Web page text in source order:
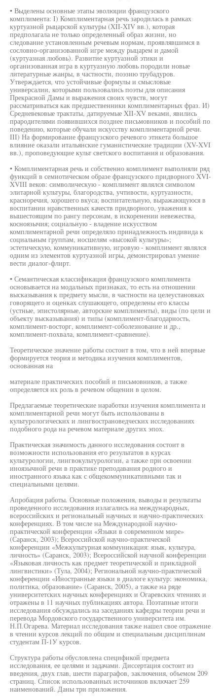
• Выделены основные этапы эволюции французского
комплимента: I) Комплиментарная речь зародилась в рамках
куртуазной рыцарской культуры (XII-XIV вв.), которая
предполагала не только определенный образ жизни, но
следование установленным речевым нормам, проявлявшимся в
сословно-организованной игре между рыцарем и дамой
(куртуазная любовь). Развитие куртуазной этики и
организованная игра в куртуазную любовь породили новые
литературные жанры, в частности, поэзию трубадуров.
Утверждается, что устойчивые формулы и смысловые
универсалии, которыми пользовались поэты для описания
Прекрасной Дамы и выражения своих чувств, могут
рассматриваться как предшественники комплиментарных фраз. И)
Средневековые трактаты, датируемые XII-XV веками, явились
прародителями появившихся позднее письмовников и пособий по
поведению, которые обучали искусству комплиментарной речи.
III) На формирование французского речевого этикета большое
влияние оказали итальянские гуманистические традиции (XV-XVI
вв.), проповедующие культ светского воспитания и образования.
• Комплиментарная речь и собственно комплимент выполняли ряд
функций в семиотическом образе французского придворного XVI-
XVIII веков: символическую - комплимент являлся символом
элитарной культуры, благородства, учтивости, куртуазности,
красноречия, хорошего вкуса; воспитательную, выражающуюся в
воспитании нравственных качеств придворного, уважения к
вышестоящим по рангу персонам, в искоренении невежества,
косноязычия; социальную - владение искусством
комплиментарной речи определяло принадлежность индивида к
социальным группам, носшелям «высокой культуры»;
эстетическую, коммуникативную, игровую - комплимент являлся
одним из элементов куртуазной игры, демонстрировал умение
вести диалог-флирт.
• Семантическая классификация французского комплимента
основывается на модальных признаках, то есть на отношении
высказывания к предмету мысли, в частности на целеустановках
говорящего и оценках слушающего, определены его классы
(устные, эпистолярные, авторские комплименты), виды (по цели и
объекту высказывания) и типы (комплимент-благодарность,
комплимент-восторг, комплимент-соболезнование и др.,
комплимент-похвала, комплимент-сравнение).
Теоретическое значение работы состоит в том, что в ней впервые
формируется теория и методика изучения комплиментов,
основанная на
материале практических пособий и письмовников, а также
определяется их роль в речевом общении в целом.
Предлагаемые теоретические наработки изучения комплимента и
комплиментарной речи могут быть использованы в
культурологических и лингвострановедческих исследованиях
подобного рода на речевом материале других эпох.
Практическая значимость данного исследования состоит в
возможности использования его результатов в курсах
культурологии, лингвокультурологии, а также при освоении
иноязычной речи в практике преподавания родного и
иностранного языка как с общекоммуникативными так и
специальными целями.
Апробация работы. Основные положения, выводы и результаты
проведенного исследования излагались на международных,
всероссийских и региональный научных и научно-практических
конференциях. В том числе на Международной научно-
практической конференции «Языки в современном мире»
(Саранск, 2003); Всероссийской научно-практической
конференции «Межкультурная коммуникация: язык, культура,
личность» (Саранск, 2003); Всероссийской научной конференции
«Языковая личность как предмет теоретической и прикладной
лингвистики» (Тула, 2004); Региональной научно-практической
конференции «Иностранные языки в диалоге культур: экономика,
политика, образование» (Саранск, 2005), а также на ряде
университетских научных конференциях и Огаревских чтениях и
отражены в 11 научных публикациях автора. Поэтапные итоги
исследования обсуждались на заседаниях кафедры теории речи и
перевода Мордовского государственного университета им.
Н.П.Огарева. Материал исследования также нашел свое отражение
в чтении курсов лекций по общим и специальным дисциплинам
студентам П-1У курсов.
Структура работы обусловлена спецификой предмета
исследования, ее целями и задачами. Диссертация состоит из
введения, двух глав, шести параграфов, заключения, объемом 209
страниц. Список использованных источников включает 259
наименований. Даны три приложения.